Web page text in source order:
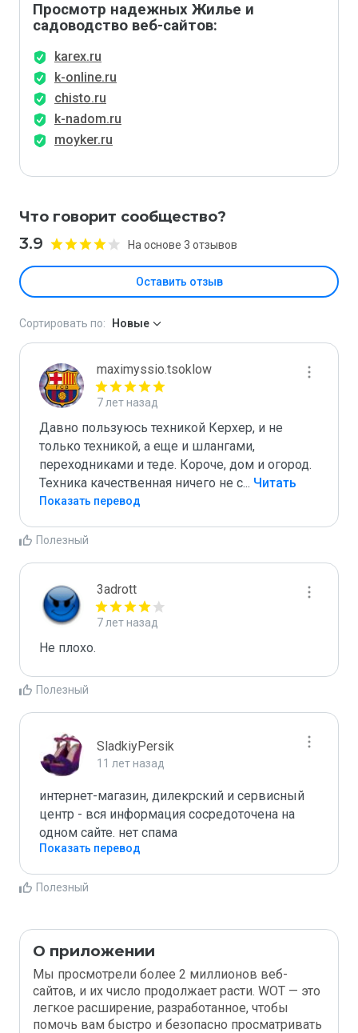
Просмотр надежных Жилье и
садоводство веб-сайтов:
karex.ru
k-online.ru
chisto.ru
k-nadom.ru
moyker.ru
Что говорит сообщество?
3.9 На основе 3 отзывов
Оставить отзыв
Сортировать по: Новые
maximyssio.tsoklow
7 лет назад
Давно пользуюсь техникой Керхер, и не
только техникой, а еще и шлангами,
переходниками и теде. Короче, дом и огород.
Техника качественная ничего не с... Читать
Больше
Показать перевод
Полезный
3adrott
7 лет назад
Не плохо.
Полезный
SladkiyPersik
11 лет назад
интернет-магазин, дилекрский и сервисный
центр - вся информация сосредоточена на
одном сайте. нет спама
Показать перевод
Полезный
О приложении
Мы просмотрели более 2 миллионов веб-
сайтов, и их число продолжает расти. WOT — это
легкое расширение, разработанное, чтобы
помочь вам быстро и безопасно просматривать